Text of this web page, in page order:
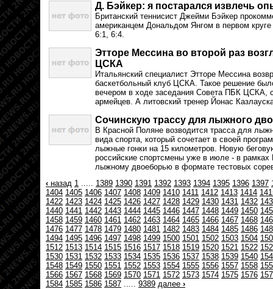
Д. Бэйкер: я постарался извлечь
Британский теннисист Джейми Бэйкер
американцем Дональдом Янгом в первом
6:1, 6:4.
Этторе Мессина во второй раз
ЦСКА
Итальянский специалист Этторе Мессина
баскетбольный клуб ЦСКА. Такое решение
вечером в ходе заседания Совета ПБК ЦСКА,
армейцев. А литовский тренер Йонас
Сочинскую трассу для лыжного
В Красной Поляне возводится трасса для
вида спорта, который сочетает в своей
лыжные гонки на 15 километров. Новую
российские спортсмены уже в июле - в рамках
лыжному двоеборью в формате тестовых
‹ назад 1 ..... 1389 1390 1391 1392 1393 1394 1395 1396 1397
1404 1405 1406 1407 1408 1409 1410 1411 1412 1413 1414
1422 1423 1424 1425 1426 1427 1428 1429 1430 1431 1432
1440 1441 1442 1443 1444 1445 1446 1447 1448 1449 1450
1458 1459 1460 1461 1462 1463 1464 1465 1466 1467 1468
1476 1477 1478 1479 1480 1481 1482 1483 1484 1485 1486
1494 1495 1496 1497 1498 1499 1500 1501 1502 1503 1504
1512 1513 1514 1515 1516 1517 1518 1519 1520 1521 1522
1530 1531 1532 1533 1534 1535 1536 1537 1538 1539 1540
1548 1549 1550 1551 1552 1553 1554 1555 1556 1557 1558
1566 1567 1568 1569 1570 1571 1572 1573 1574 1575 1576
1584 1585 1586 1587 ..... 9389 далее ›